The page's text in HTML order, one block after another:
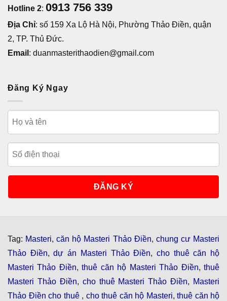
Hotline 2: 0913 756 339
Địa Chỉ: số 159 Xa Lộ Hà Nội, Phường Thảo Điền, quận
2, TP. Thủ Đức.
Email : duanmasterithaodien@gmail.com
Đăng Ký Ngay
Tag: Masteri,căn hộ Masteri Thảo Điền, chung cư Masteri
Thảo Điền,dự án Masteri Thảo Điền, cho thuê căn hộ
Masteri Thảo Điền,thuê căn hộ Masteri Thảo Điền,thuê
Masteri Thảo Điền, cho thuê Masteri Thảo Điền, Masteri
Thảo Điền cho thuê , cho thuê căn hộ Masteri, thuê căn hộ